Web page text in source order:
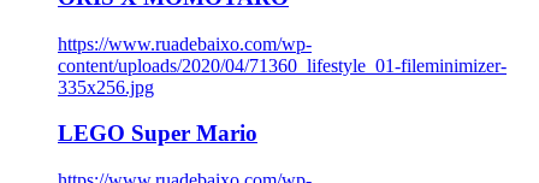
https://www.ruadebaixo.com/wp-
content/uploads/2020/04/71360_lifestyle_01-fileminimizer-
335x256.jpg
LEGO Super Mario